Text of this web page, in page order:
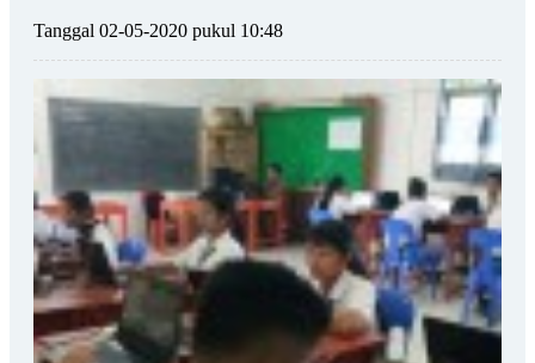
Tanggal 02-05-2020 pukul 10:48